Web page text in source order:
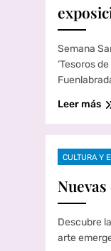
Semana
‘Tesoros
Leer más
CULTURA Y
Descubre
arte